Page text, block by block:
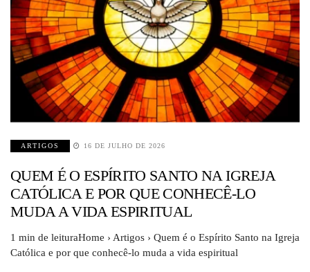
ARTIGOS 16 DE JULHO DE 2026
QUEM É O ESPÍRITO SANTO NA IGREJA
CATÓLICA E POR QUE CONHECÊ-LO
MUDA A VIDA ESPIRITUAL
1 min de leituraHome › Artigos › Quem é o Espírito Santo na Igreja
Católica e por que conhecê-lo muda a vida espiritual